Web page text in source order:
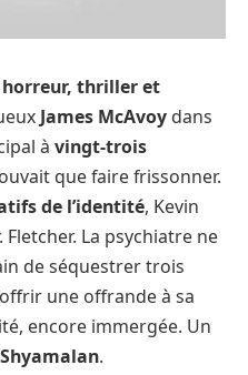
thriller et
James McAvoy dans
à vingt-trois
que faire frissonner.
de l’identité, Kevin
La psychiatre ne
de séquestrer trois
une offrande à sa
encore immergée. Un
.